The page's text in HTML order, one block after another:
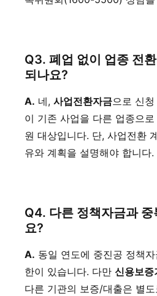
Q3. 폐업 없이 업종 전
되나요?
A. 네, 사업전환자금으로 신
이 기존 사업을 다른 업종으
원 대상입니다. 단, 사업전환
유와 계획을 설명해야 합니다.
Q4. 다른 정책자금과
요?
A. 동일 연도에 중진공 정책
한이 있습니다. 다만 신용보증
다른 기관의 보증/대출은 별